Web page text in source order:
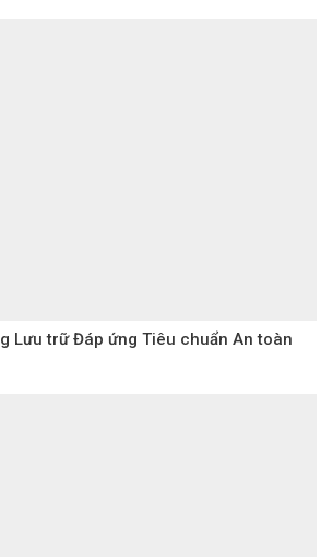
Lưu trữ Đáp ứng Tiêu chuẩn An toàn